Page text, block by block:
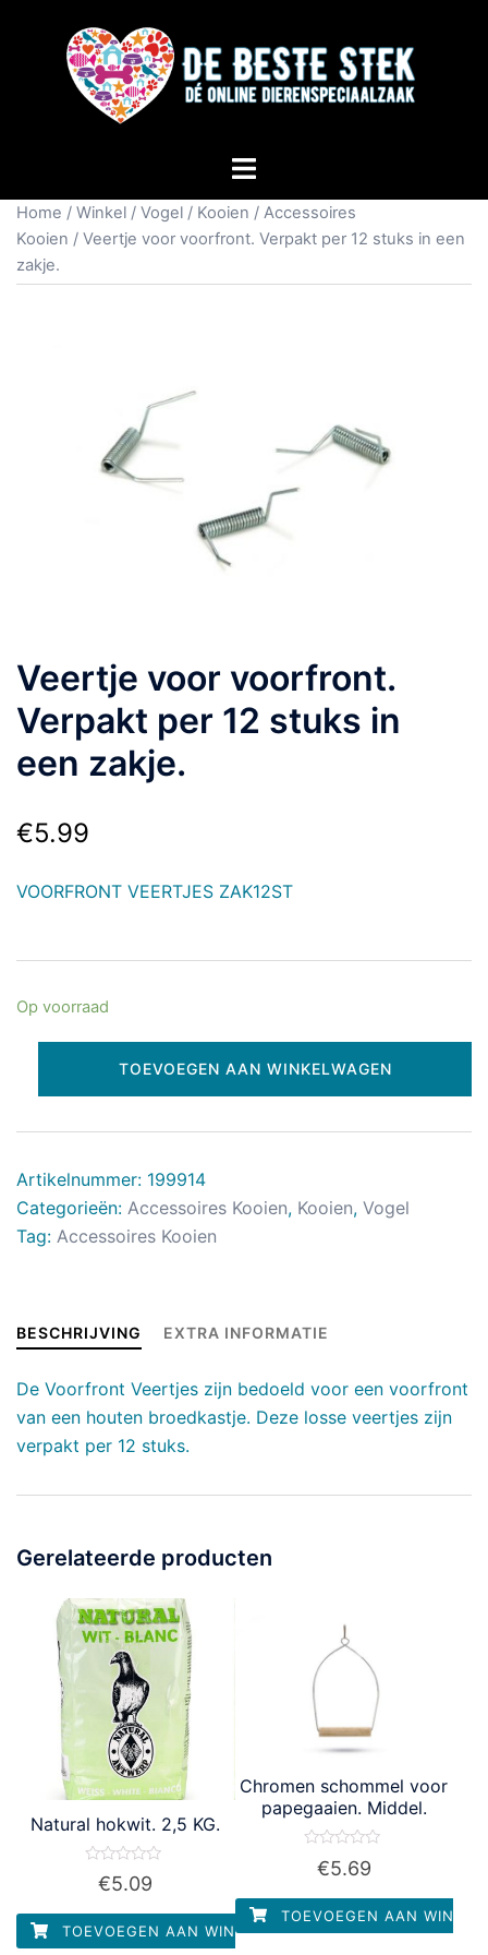
Home / Winkel / Vogel / Kooien / Accessoires
Kooien / Veertje voor voorfront. Verpakt per 12 stuks in een
zakje.
Veertje voor voorfront.
Verpakt per 12 stuks in
een zakje.
€5.99
VOORFRONT VEERTJES ZAK12ST
Op voorraad
TOEVOEGEN AAN WINKELWAGEN
Artikelnummer: 199914
Categorieën: Accessoires Kooien, Kooien, Vogel
Tag: Accessoires Kooien
BESCHRIJVING EXTRA INFORMATIE
De Voorfront Veertjes zijn bedoeld voor een voorfront
van een houten broedkastje. Deze losse veertjes zijn
verpakt per 12 stuks.
Gerelateerde producten
Natural hokwit. 2,5 KG.
Waardering
5
€5.09
TOEVOEGEN AAN WINKELWAGEN
Chromen schommel voor
papegaaien. Middel.
Waardering
5
€5.69
TOEVOEGEN AAN